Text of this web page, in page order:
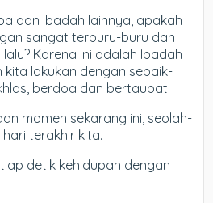
dan ibadah lainnya, apakah
sangat terburu-buru dan
Karena ini adalah Ibadah
lakukan dengan sebaik-
berdoa dan bertaubat.
momen sekarang ini, seolah-
terakhir kita.
detik kehidupan dengan